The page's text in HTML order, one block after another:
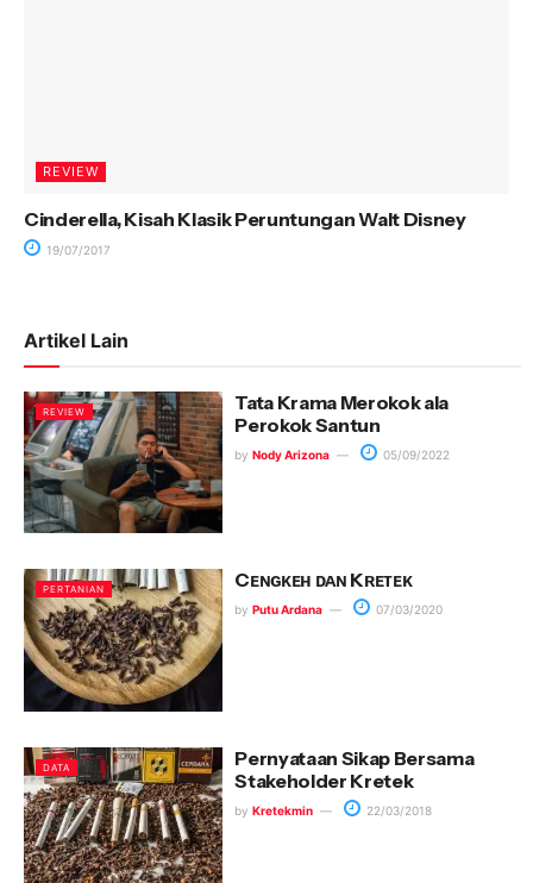
REVIEW
Cinderella, Kisah Klasik Peruntungan Walt Disney
19/07/2017
Artikel Lain
REVIEW
Tata Krama Merokok ala
Perokok Santun
by Nody Arizona 05/09/2022
PERTANIAN Cᴇɴɢᴋᴇʜ ᴅᴀɴ Kʀᴇᴛᴇᴋ
by Putu Ardana 07/03/2020
DATA
Pernyataan Sikap Bersama
Stakeholder Kretek
by Kretekmin 22/03/2018